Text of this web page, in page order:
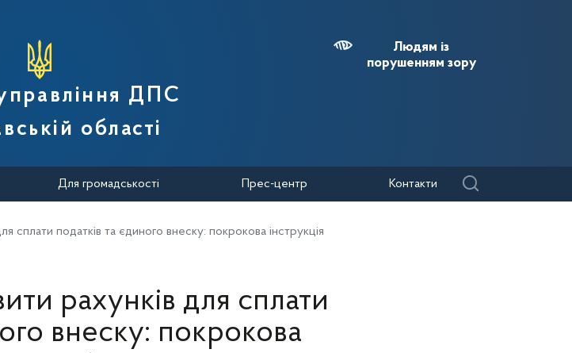
служби України
ДПС
області
Людям із
порушенням зору
Для громадськості Прес-центр Контакти
сплати податків та єдиного внеску: покрокова інструкція
рахунків для сплати
внеску: покрокова